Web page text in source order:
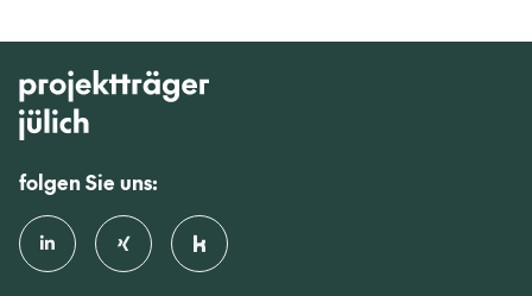
folgen Sie uns: